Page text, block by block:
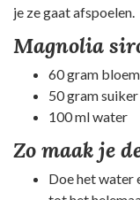
je ze gaat afspoelen.
Magnolia
60 gram
50 gram suiker
100 ml water
Zo maak je
Doe het water